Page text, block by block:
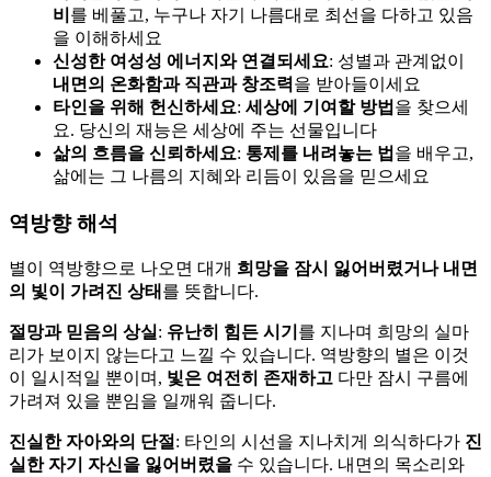
비 를 베풀고, 누구나 자기 나름대로 최선을 다하고 있음
을 이해하세요
신성한 여성성 에너지와 연결되세요: 성별과 관계없이
내면의 온화함과 직관과 창조력을 받아들이세요
타인을 위해 헌신하세요: 세상에 기여할 방법 을 찾으세
요. 당신의 재능은 세상에 주는 선물입니다
삶의 흐름을 신뢰하세요: 통제를 내려놓는 법 을 배우고,
삶에는 그 나름의 지혜와 리듬이 있음을 믿으세요
역방향 해석
별이 역방향으로 나오면 대개 희망을 잠시 잃어버렸거나 내면
의 빛이 가려진 상태 를 뜻합니다.
절망과 믿음의 상실 : 유난히 힘든 시기 를 지나며 희망의 실마
리가 보이지 않는다고 느낄 수 있습니다. 역방향의 별은 이것
이 일시적일 뿐이며, 빛은 여전히 존재하고 다만 잠시 구름에
가려져 있을 뿐임을 일깨워 줍니다.
진실한 자아와의 단절 : 타인의 시선을 지나치게 의식하다가 진
실한 자기 자신을 잃어버렸을 수 있습니다. 내면의 목소리와